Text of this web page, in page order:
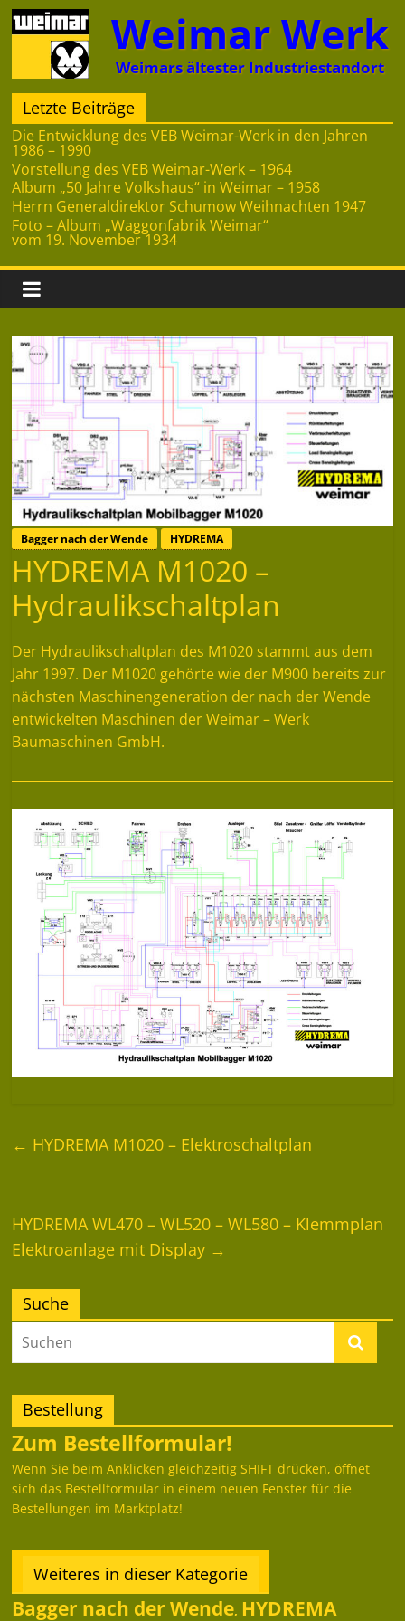
Zum
Inhalt
springen
Weimar Werk
Weimars ältester Industriestandort
Letzte Beiträge
Die Entwicklung des VEB Weimar-Werk in den Jahren
1986 – 1990
Vorstellung des VEB Weimar-Werk – 1964
Album „50 Jahre Volkshaus“ in Weimar – 1958
Herrn Generaldirektor Schumow Weihnachten 1947
Foto – Album „Waggonfabrik Weimar“
vom 19. November 1934
Bagger nach der Wende HYDREMA
HYDREMA M1020 –
Hydraulikschaltplan
Der Hydraulikschaltplan des M1020 stammt aus dem
Jahr 1997. Der M1020 gehörte wie der M900 bereits zur
nächsten Maschinengeneration der nach der Wende
entwickelten Maschinen der Weimar – Werk
Baumaschinen GmbH.
← HYDREMA M1020 – Elektroschaltplan
HYDREMA WL470 – WL520 – WL580 – Klemmplan
Elektroanlage mit Display →
Suche
Bestellung
Zum Bestellformular!
Wenn Sie beim Anklicken gleichzeitig SHIFT drücken, öffnet
sich das Bestellformular in einem neuen Fenster für die
Bestellungen im Marktplatz!
Weiteres in dieser Kategorie
Bagger nach der Wende, HYDREMA